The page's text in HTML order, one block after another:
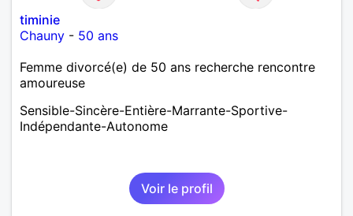
timinie
Chauny - 50 ans
Femme divorcé(e) de 50 ans recherche rencontre
amoureuse
Sensible-Sincère-Entière-Marrante-Sportive-
Indépendante-Autonome
Voir le profil